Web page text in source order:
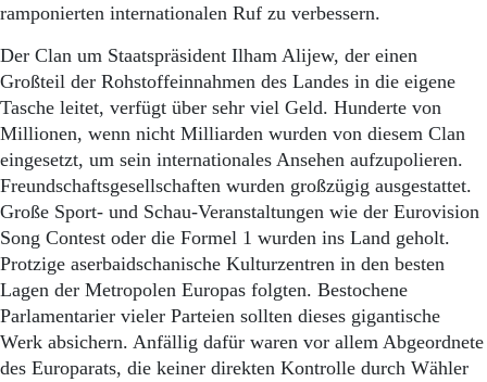
Start
Wer wir sind
Aktuelle Ausgabe
Abonnenten-Login
Abonnent werden
Abo Prämien
Archiv
Mediadaten
Danzig und Westpreußen
Kontakt
Impressum
Datenschutz
ramponierten internationalen Ruf zu verbessern.
Der Clan um Staatspräsident Ilham Alijew, der einen
Großteil der Rohstoffeinnahmen des Landes in die eigene
Tasche leitet, verfügt über sehr viel Geld. Hunderte von
Millionen, wenn nicht Milliarden wurden von diesem Clan
eingesetzt, um sein internationales Ansehen aufzupolieren.
Freundschaftsgesellschaften wurden großzügig ausgestattet.
Große Sport- und Schau-Veranstaltungen wie der Eurovision
Song Contest oder die Formel 1 wurden ins Land geholt.
Protzige aserbaidschanische Kulturzentren in den besten
Lagen der Metropolen Europas folgten. Bestochene
Parlamentarier vieler Parteien sollten dieses gigantische
Werk absichern. Anfällig dafür waren vor allem Abgeordnete
des Europarats, die keiner direkten Kontrolle durch Wähler